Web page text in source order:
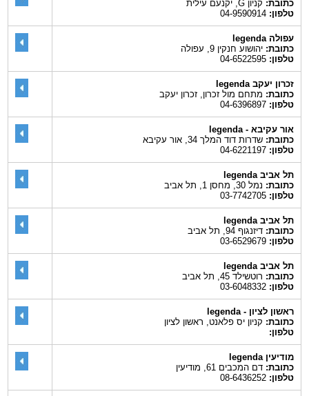
כתובת:קניון G, יקנעם עילית
טלפון:04-9590914
עפולה legenda
כתובת:יהושוע חנקין 9, עפולה
טלפון:04-6522595
זכרון יעקב legenda
כתובת:מתחם מול זכרון, זכרון יעקב
טלפון:04-6396897
אור עקיבא - legenda
כתובת:שדרות דוד המלך 34, אור עקיבא
טלפון:04-6221197
תל אביב legenda
כתובת:נמל 30, מחסן 1, תל אביב
טלפון:03-7742705
תל אביב legenda
כתובת:דיזנגוף 94, תל אביב
טלפון:03-6529679
תל אביב legenda
כתובת:רוטשילד 45, תל אביב
טלפון:03-6048332
ראשון לציון - legenda
כתובת:קניון יס פלאנט, ראשון לציון
טלפון:
מודיעין legenda
כתובת:דם המכבים 61, מודיעין
טלפון:08-6436252